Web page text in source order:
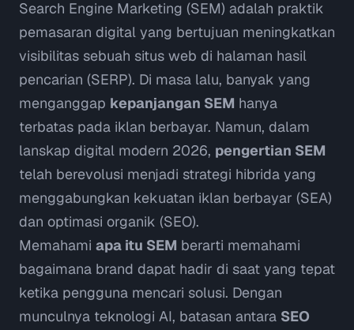
Search Engine Marketing (SEM) adalah praktik
pemasaran digital yang bertujuan meningkatkan
visibilitas sebuah situs web di halaman hasil
pencarian (SERP). Di masa lalu, banyak yang
menganggap kepanjangan SEM hanya
terbatas pada iklan berbayar. Namun, dalam
lanskap digital modern 2026, pengertian SEM
telah berevolusi menjadi strategi hibrida yang
menggabungkan kekuatan iklan berbayar (SEA)
dan optimasi organik (SEO).
Memahami apa itu SEM berarti memahami
bagaimana brand dapat hadir di saat yang tepat
ketika pengguna mencari solusi. Dengan
munculnya teknologi AI, batasan antara SEO